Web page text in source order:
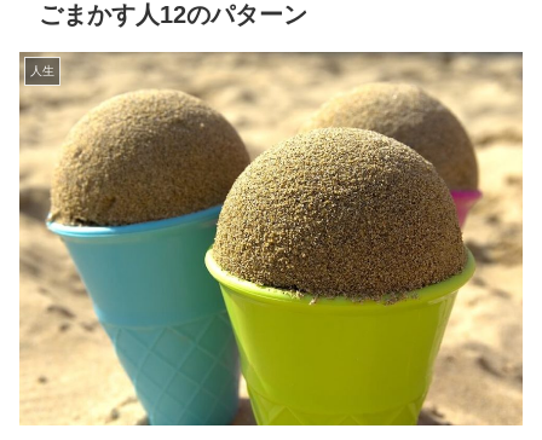
ごまかす人12のパターン
人生